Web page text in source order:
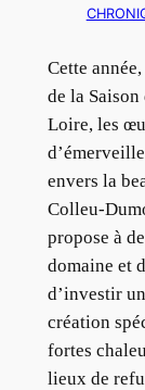
Cette
de la
Loire, les
envers la
Colleu-
propose à
domaine et
d’investir
création
fortes
lieux de